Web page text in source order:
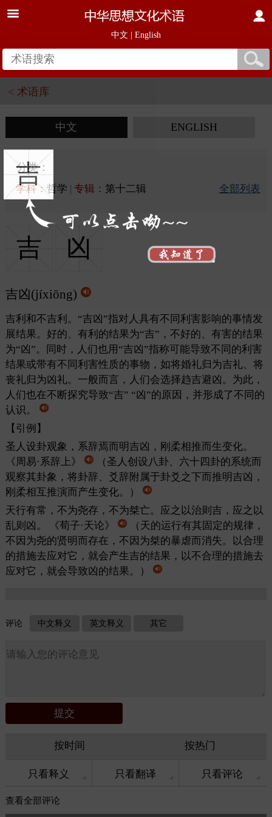
中文 English
吉
< 术语库
中文 ENGLISH
分类：
学科：哲学 专辑： 第十二辑 全部列表
吉 凶
吉凶(jíxiōng)
吉利和不吉利。“吉凶”指对人具有不同利害影响的事情发
展结果。好的、有利的结果为“吉”，不好的、有害的结果
为“凶”。同时，人们也用“吉凶”指称可能导致不同的利害
结果或带有不同利害性质的事物，如将婚礼归为吉礼、将
丧礼归为凶礼。一般而言，人们会选择趋吉避凶。为此，
人们也在不断探究导致“吉” “凶”的原因，并形成了不同的
认识。
【引例】
圣人设卦观象，系辞焉而明吉凶，刚柔相推而生变化。
《周易·系辞上》
（圣人创设八卦、六十四卦的系统而
观察其卦象，将卦辞、爻辞附属于卦爻之下而推明吉凶，
刚柔相互推演而产生变化。）
天行有常，不为尧存，不为桀亡。应之以治则吉，应之以
乱则凶。
《荀子·天论》
（天的运行有其固定的规律，
不因为尧的贤明而存在，不因为桀的暴虐而消失。以合理
的措施去应对它，就会产生吉的结果，以不合理的措施去
应对它，就会导致凶的结果。）
评论 中文释义 英文释义 其它
按时间 按热门
只看释义 只看翻译 只看评论
查看全部评论